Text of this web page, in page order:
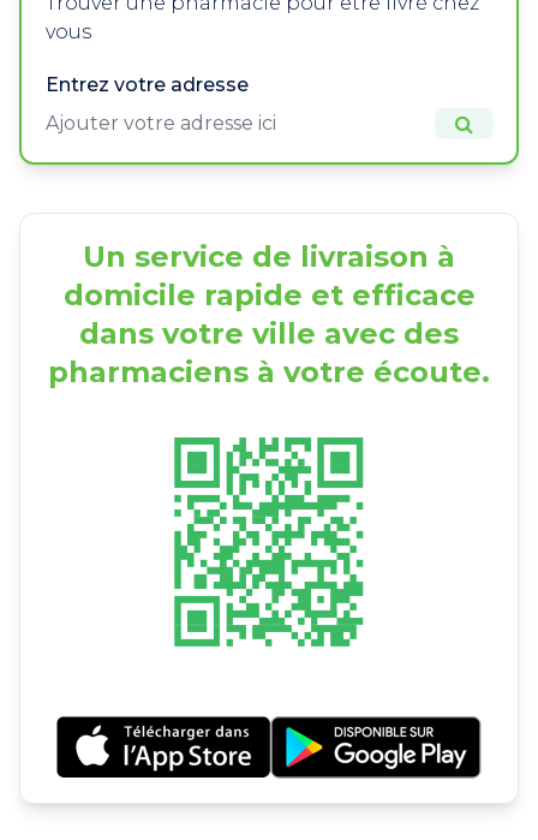
vous
Entrez votre adresse
Un service de livraison à
domicile rapide et efficace
dans votre ville avec des
pharmaciens à votre écoute.